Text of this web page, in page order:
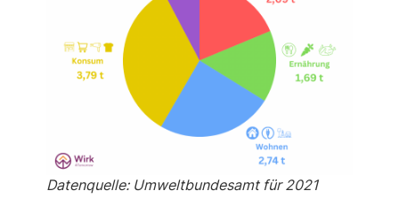
Datenquelle: Umweltbundesamt für 2021